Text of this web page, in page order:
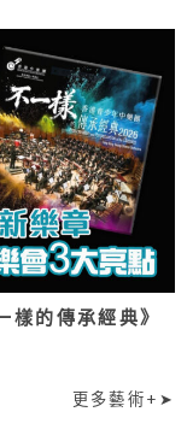
的傳承經典》
更多藝術+➤